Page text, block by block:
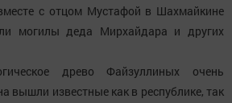
с отцом Мустафой в Шахмайкине
могилы деда Мирхайдара и других
древо Файзуллиных очень
вышли известные как в республике, так